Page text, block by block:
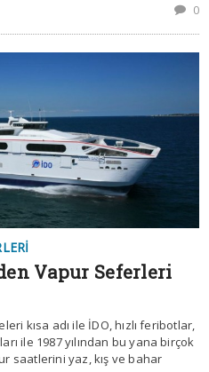
0
Vapur Seferleri
kısa adı ile İDO, hızlı feribotlar,
ile 1987 yılından bu yana birçok
saatlerini yaz, kış ve bahar